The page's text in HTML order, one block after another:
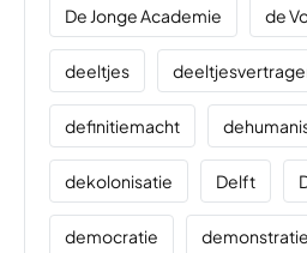
De Jonge Academie de
deeltjes
definitiemacht
dekolonisatie Delft
democratie